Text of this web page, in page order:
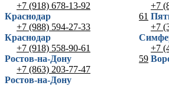
+7 (918) 678-13-92
Краснодар
+7 (988) 594-27-33
Краснодар
+7 (918) 558-90-61
Ростов-на-Дону
+7 (863) 203-77-47
Ростов-на-Дону
+7
61
+7
+7
59